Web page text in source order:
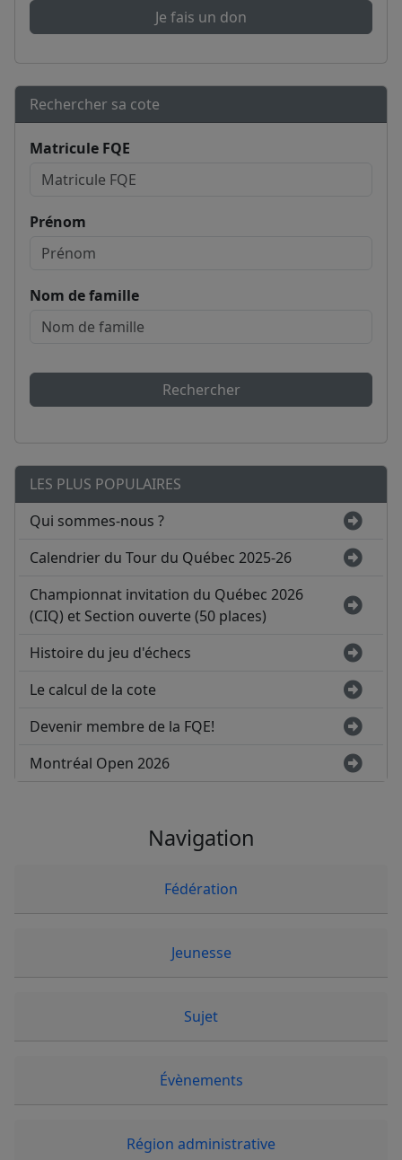
Je fais un don
Rechercher sa cote
Matricule FQE
Prénom
Nom de famille
Rechercher
LES PLUS POPULAIRES
Qui sommes-nous ?
Calendrier du Tour du Québec 2025-26
Championnat invitation du Québec 2026
(CIQ) et Section ouverte (50 places)
Histoire du jeu d'échecs
Le calcul de la cote
Devenir membre de la FQE!
Montréal Open 2026
Navigation
Fédération
Jeunesse
Sujet
Évènements
Région administrative